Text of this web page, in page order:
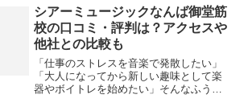
全性」を何より重視したい方に最もおす
すめできる音楽スクールで...
シアーミュージックなんば御堂筋
校の口コミ・評判は？アクセスや
他社との比較も
「仕事のストレスを音楽で発散したい」
「大人になってから新しい趣味として楽
器やボイトレを始めたい」そんなふうに